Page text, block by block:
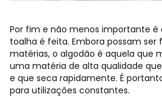
Por fim e não menos importante é
toalha é feita. Embora possam ser
matérias, o algodão é aquela que
uma matéria de alta qualidade
e que seca rapidamente. É
para utilizações constantes.